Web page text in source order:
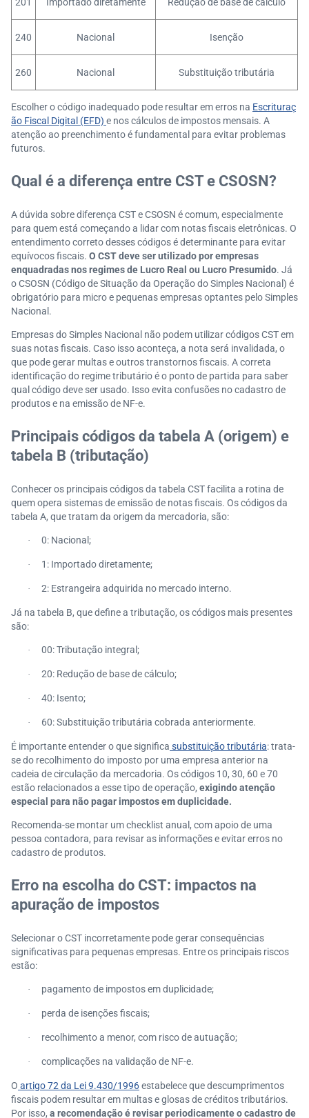
240 Nacional Isenção
260 Nacional Substituição tributária
Escolher o código inadequado pode resultar em erros na Escrituraç
ão Fiscal Digital (EFD) e nos cálculos de impostos mensais. A
atenção ao preenchimento é fundamental para evitar problemas
futuros.
Qual é a diferença entre CST e CSOSN?
A dúvida sobre diferença CST e CSOSN é comum, especialmente
para quem está começando a lidar com notas fiscais eletrônicas. O
entendimento correto desses códigos é determinante para evitar
equívocos fiscais. O CST deve ser utilizado por empresas
enquadradas nos regimes de Lucro Real ou Lucro Presumido. Já
o CSOSN (Código de Situação da Operação do Simples Nacional) é
obrigatório para micro e pequenas empresas optantes pelo Simples
Nacional.
Empresas do Simples Nacional não podem utilizar códigos CST em
suas notas fiscais. Caso isso aconteça, a nota será invalidada, o
que pode gerar multas e outros transtornos fiscais. A correta
identificação do regime tributário é o ponto de partida para saber
qual código deve ser usado. Isso evita confusões no cadastro de
produtos e na emissão de NF-e.
Principais códigos da tabela A (origem) e
tabela B (tributação)
Conhecer os principais códigos da tabela CST facilita a rotina de
quem opera sistemas de emissão de notas fiscais. Os códigos da
tabela A, que tratam da origem da mercadoria, são:
· 0: Nacional;
· 1: Importado diretamente;
· 2: Estrangeira adquirida no mercado interno.
Já na tabela B, que define a tributação, os códigos mais presentes
são:
· 00: Tributação integral;
· 20: Redução de base de cálculo;
· 40: Isento;
· 60: Substituição tributária cobrada anteriormente.
É importante entender o que significa substituição tributária: trata-
se do recolhimento do imposto por uma empresa anterior na
cadeia de circulação da mercadoria. Os códigos 10, 30, 60 e 70
estão relacionados a esse tipo de operação, exigindo atenção
especial para não pagar impostos em duplicidade.
Recomenda-se montar um checklist anual, com apoio de uma
pessoa contadora, para revisar as informações e evitar erros no
cadastro de produtos.
Erro na escolha do CST: impactos na
apuração de impostos
Selecionar o CST incorretamente pode gerar consequências
significativas para pequenas empresas. Entre os principais riscos
estão:
· pagamento de impostos em duplicidade;
· perda de isenções fiscais;
· recolhimento a menor, com risco de autuação;
· complicações na validação de NF-e.
O artigo 72 da Lei 9.430/1996estabelece que descumprimentos
fiscais podem resultar em multas e glosas de créditos tributários.
Por isso, a recomendação é revisar periodicamente o cadastro de